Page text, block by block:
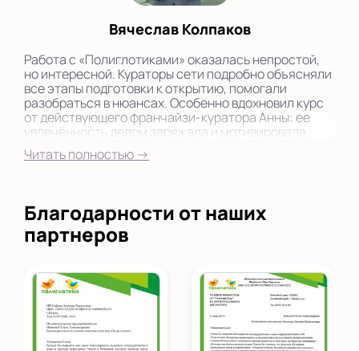
Вячеслав Колпаков
Работа с «Полиглотиками» оказалась непростой,
но интересной. Кураторы сети подробно объясняли
все этапы подготовки к открытию, помогали
разобраться в нюансах. Особенно вдохновил курс
от действующего франчайзи-куратора Анны: ее
увлечённость делом заряжала и мотивировала.
Читать полностью →
Благодарности от наших
партнеров